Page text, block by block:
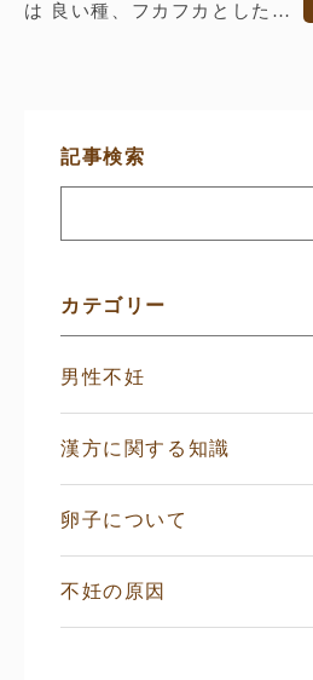
は 良い種、フカフカとした…
サ
ニ
記事検索
カテゴリー
男性不妊
漢方に関する知識
卵子について
不妊の原因